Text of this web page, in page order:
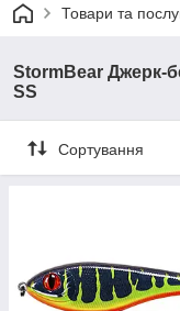
Товари та
StormBear Джерк-
SS
Сортування